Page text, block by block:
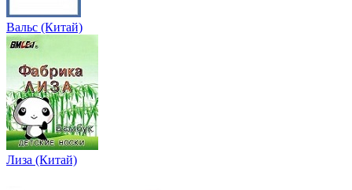
Вальс (Китай)
Лиза (Китай)